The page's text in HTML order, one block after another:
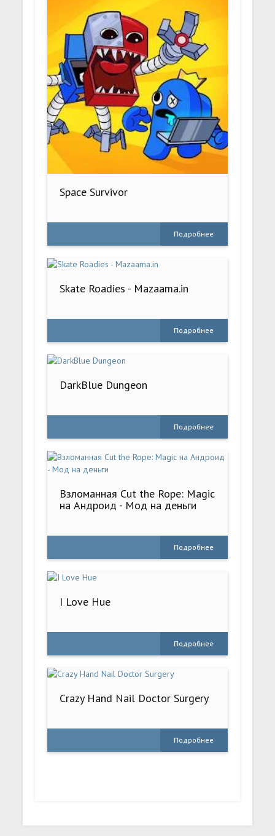
Space Survivor
Подробнее
Skate Roadies - Mazaama.in
Подробнее
DarkBlue Dungeon
Подробнее
Взломанная Cut the Rope: Magic
на Андроид - Мод на деньги
Подробнее
I Love Hue
Подробнее
Crazy Hand Nail Doctor Surgery
Подробнее